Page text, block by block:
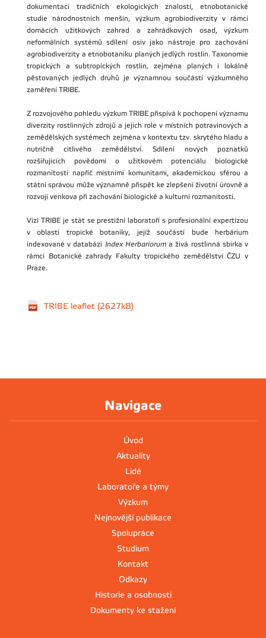
dokumentaci tradičních ekologických znalostí, etnobotanické
studie národnostních menšin, výzkum agrobiodiverzity v rámci
domácích užitkových zahrad a zahrádkových osad, výzkum
neformálních systémů sdílení osiv jako nástroje pro zachování
agrobiodiverzity a etnobotaniku planých jedlých rostlin. Taxonomie
tropických a subtropických rostlin, zejména planých i lokálně
pěstovaných jedlých druhů je významnou součástí výzkumného
zaměření TRIBE.
Z rozvojového pohledu výzkum TRIBE přispívá k pochopení významu
diverzity rostlinných zdrojů a jejich role v místních potravinových a
zemědělských systémech zejména v kontextu tzv. skrytého hladu a
nutričně citlivého zemědělství. Sdílení nových poznatků
rozšiřujících povědomí o užitkovém potenciálu biologické
rozmanitosti napříč místními komunitami, akademickou sférou a
státní správou může významně přispět ke zlepšení životní úrovně a
rozvoji venkova při zachování biologické a kulturní rozmanitosti.
Vizí TRIBE je stát se prestižní laboratoří s profesionální expertízou
v oblasti tropické botaniky, jejíž součástí bude herbárium
indexované v databázi Index Herbarioruma živá rostlinná sbírka v
rámci Botanické zahrady Fakulty tropického zemědělství ČZU v
Praze.
TRIBE leaflet (2627kB)
Navigace
Úvod
Aktuality
Lidé
Laboratoře a týmy
Výzkum
Nejnovější publikace
Spolupráce
Studium
Kontakt
Odkazy
Historie a osobnosti
Dokumenty ke stažení